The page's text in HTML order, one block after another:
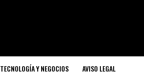
TECNOLOGÍA Y NEGOCIOS AVISO LEGAL